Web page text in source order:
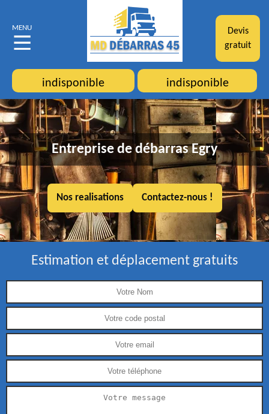
MENU
Devis
gratuit
indisponible indisponible
Entreprise de débarras Egry
Nos realisations Contactez-nous !
Estimation et déplacement gratuits